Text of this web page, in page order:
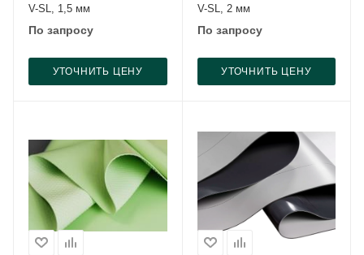
V-SL, 1,5 мм
По запросу
УТОЧНИТЬ ЦЕНУ
V-SL, 2 мм
По запросу
УТОЧНИТЬ ЦЕНУ